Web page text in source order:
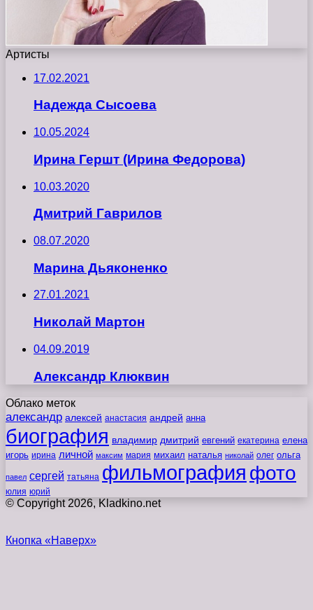
Артисты
17.02.2021
Надежда Сысоева
10.05.2024
Ирина Гершт (Ирина Федорова)
10.03.2020
Дмитрий Гаврилов
08.07.2020
Марина Дьяконенко
27.01.2021
Николай Мартон
04.09.2019
Александр Клюквин
Облако меток
александр алексей анастасия андрей анна
биография владимир дмитрий евгений екатерина елена
игорь ирина личной максим мария михаил наталья николай олег ольга
павел сергей татьяна фильмография фото
юлия юрий
© Copyright 2026, Kladkino.net
Кнопка «Наверх»